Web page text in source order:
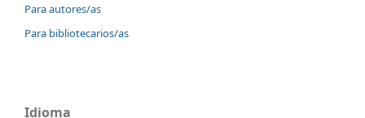
Para autores/as
Para bibliotecarios/as
Idioma